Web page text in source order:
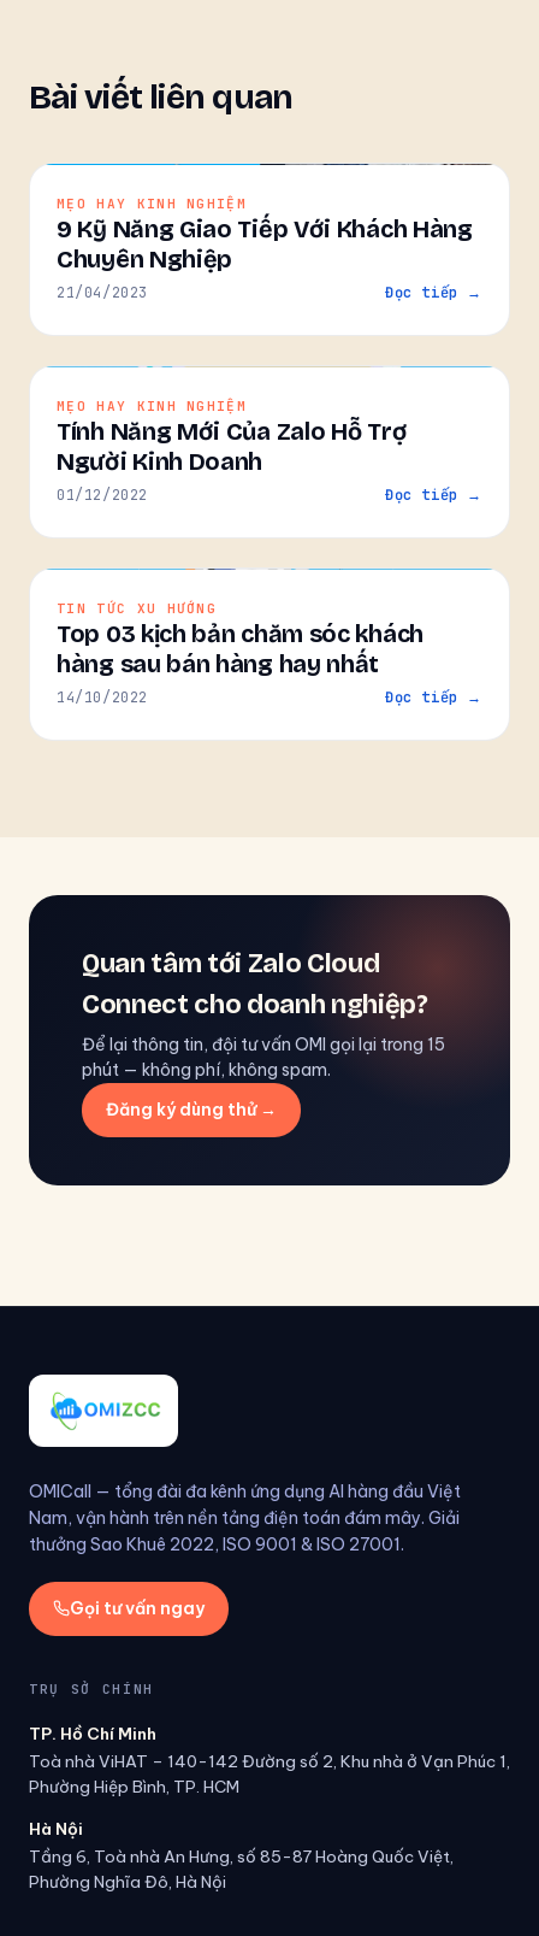
Bài viết liên quan
MẸO HAY KINH NGHIỆM
9 Kỹ Năng Giao Tiếp Với Khách Hàng
Chuyên Nghiệp
21/04/2023 Đọc tiếp →
MẸO HAY KINH NGHIỆM
Tính Năng Mới Của Zalo Hỗ Trợ
Người Kinh Doanh
01/12/2022 Đọc tiếp →
TIN TỨC XU HƯỚNG
Top 03 kịch bản chăm sóc khách
hàng sau bán hàng hay nhất
14/10/2022 Đọc tiếp →
Quan tâm tới Zalo Cloud
Connect cho doanh nghiệp?
Để lại thông tin, đội tư vấn OMI gọi lại trong 15
phút — không phí, không spam.
Đăng ký dùng thử →
OMICall — tổng đài đa kênh ứng dụng AI hàng đầu Việt
Nam, vận hành trên nền tảng điện toán đám mây. Giải
thưởng Sao Khuê 2022, ISO 9001 & ISO 27001.
Gọi tư vấn ngay
TRỤ SỞ CHÍNH
TP. Hồ Chí Minh
Toà nhà ViHAT – 140-142 Đường số 2, Khu nhà ở Vạn Phúc 1,
Phường Hiệp Bình, TP. HCM
Hà Nội
Tầng 6, Toà nhà An Hưng, số 85-87 Hoàng Quốc Việt,
Phường Nghĩa Đô, Hà Nội